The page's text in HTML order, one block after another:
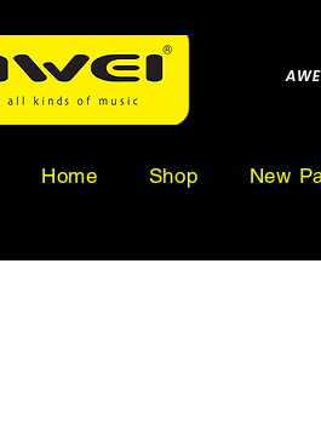
Home Shop New